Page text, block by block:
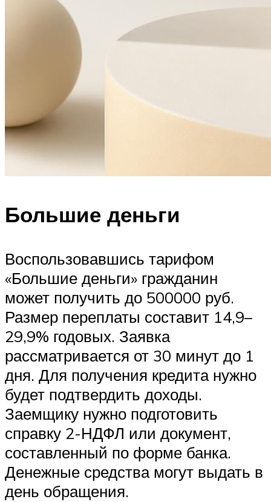
Большие деньги
Воспользовавшись тарифом
«Большие деньги» гражданин
может получить до 500000 руб.
Размер переплаты составит 14,9–
29,9% годовых. Заявка
рассматривается от 30 минут до 1
дня. Для получения кредита нужно
будет подтвердить доходы.
Заемщику нужно подготовить
справку 2-НДФЛ или документ,
составленный по форме банка.
Денежные средства могут выдать в
день обращения.